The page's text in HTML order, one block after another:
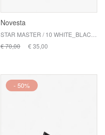
Novesta
€ 70,00
€ 35,00
- 50%